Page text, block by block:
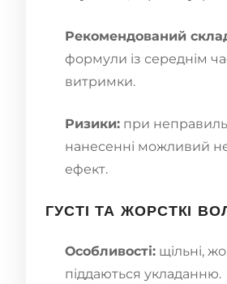
Рекомендований
формули із середнім
витримки.
Ризики: при
нанесенні можливий
ефект.
ГУСТІ ТА ЖОРСТКІ
Особливості: щільні,
піддаються укладанню.